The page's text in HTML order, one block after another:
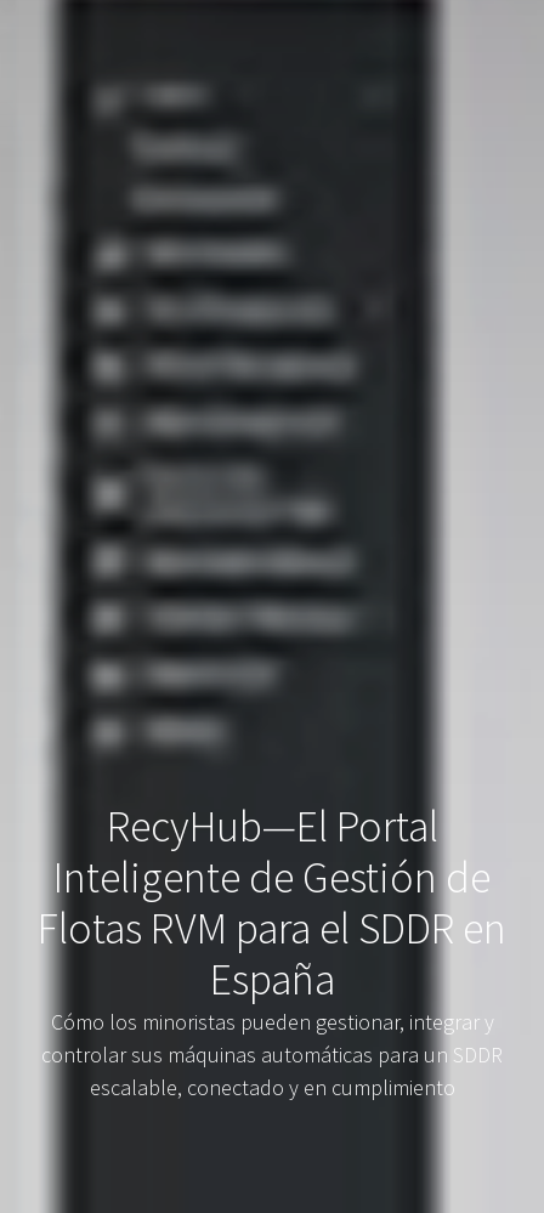
RecyHub—El Portal
Inteligente de Gestión de
Flotas RVM para el SDDR en
España
Cómo los minoristas pueden gestionar, integrar y
controlar sus máquinas automáticas para un SDDR
escalable, conectado y en cumplimiento